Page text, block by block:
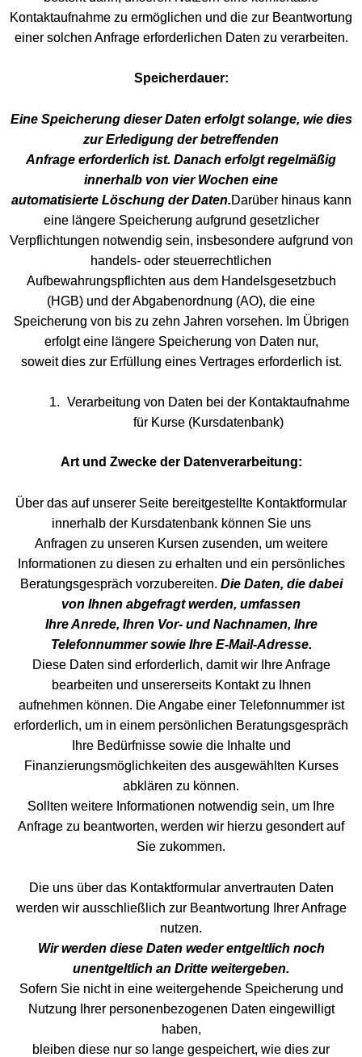
Kontaktaufnahme zu ermöglichen und die zur Beantwortung
einer solchen Anfrage erforderlichen Daten zu verarbeiten.
Speicherdauer:
Eine Speicherung dieser Daten erfolgt solange, wie dies
zur Erledigung der betreffenden
Anfrage erforderlich ist. Danach erfolgt regelmäßig
innerhalb von vier Wochen eine
automatisierte Löschung der Daten.Darüber hinaus kann
eine längere Speicherung aufgrund gesetzlicher
Verpflichtungen notwendig sein, insbesondere aufgrund von
handels- oder steuerrechtlichen
Aufbewahrungspflichten aus dem Handelsgesetzbuch
(HGB) und der Abgabenordnung (AO), die eine
Speicherung von bis zu zehn Jahren vorsehen. Im Übrigen
erfolgt eine längere Speicherung von Daten nur,
soweit dies zur Erfüllung eines Vertrages erforderlich ist.
Verarbeitung von Daten bei der Kontaktaufnahme
für Kurse (Kursdatenbank)
Art und Zwecke der Datenverarbeitung:
Über das auf unserer Seite bereitgestellte Kontaktformular
innerhalb der Kursdatenbank können Sie uns
Anfragen zu unseren Kursen zusenden, um weitere
Informationen zu diesen zu erhalten und ein persönliches
Beratungsgespräch vorzubereiten. Die Daten, die dabei
von Ihnen abgefragt werden, umfassen
Ihre Anrede, Ihren Vor- und Nachnamen, Ihre
Telefonnummer sowie Ihre E-Mail-Adresse.
Diese Daten sind erforderlich, damit wir Ihre Anfrage
bearbeiten und unsererseits Kontakt zu Ihnen
aufnehmen können. Die Angabe einer Telefonnummer ist
erforderlich, um in einem persönlichen Beratungsgespräch
Ihre Bedürfnisse sowie die Inhalte und
Finanzierungsmöglichkeiten des ausgewählten Kurses
abklären zu können.
Sollten weitere Informationen notwendig sein, um Ihre
Anfrage zu beantworten, werden wir hierzu gesondert auf
Sie zukommen.
Die uns über das Kontaktformular anvertrauten Daten
werden wir ausschließlich zur Beantwortung Ihrer Anfrage
nutzen.
Wir werden diese Daten weder entgeltlich noch
unentgeltlich an Dritte weitergeben.
Sofern Sie nicht in eine weitergehende Speicherung und
Nutzung Ihrer personenbezogenen Daten eingewilligt
haben,
bleiben diese nur so lange gespeichert, wie dies zur